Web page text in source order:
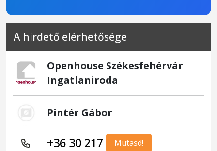
A hirdető elérhetősége
Openhouse Székesfehérvár
Ingatlaniroda
Pintér Gábor
+36 30 217 Mutasd!